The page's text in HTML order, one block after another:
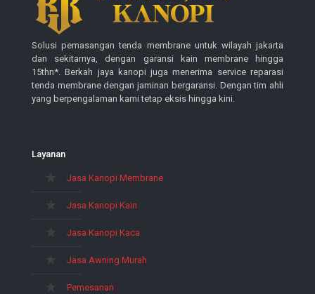
Solusi pemasangan tenda membrane untuk wilayah jakarta
dan sekitarnya, dengan garansi kain membrane hingga
15thn*. Berkah jaya kanopi juga menerima service reparasi
tenda membrane dengan jaminan bergaransi. Dengan tim ahli
yang berpengalaman kami tetap eksis hingga kini.
Layanan
Jasa Kanopi Membrane
Jasa Kanopi Kain
Jasa Kanopi Kaca
Jasa Awning Murah
Pemesanan